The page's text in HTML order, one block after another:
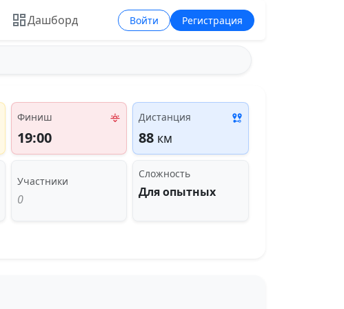
Дашборд Войти Регистрация
Финиш
19:00
Дистанция
88 км
Участники
0
Сложность
Для опытных